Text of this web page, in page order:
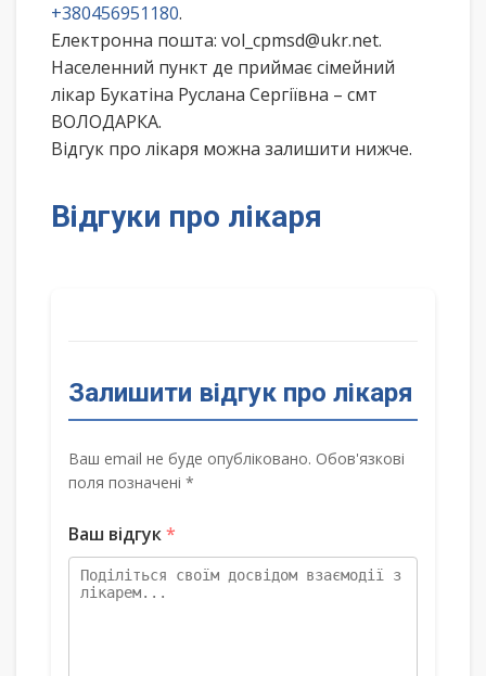
+380456951180.
Електронна пошта: vol_cpmsd@ukr.net.
Населенний пункт де приймає сімейний
лікар Букатіна Руслана Сергіївна – смт
ВОЛОДАРКА.
Відгук про лікаря можна залишити нижче.
Відгуки про лікаря
Залишити відгук про лікаря
Ваш email не буде опубліковано. Обов'язкові
поля позначені *
Ваш відгук*